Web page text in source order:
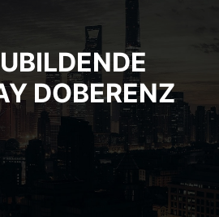
DOBERENZ